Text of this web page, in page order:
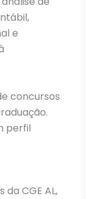
e
concursos
perfil
CGE AL,